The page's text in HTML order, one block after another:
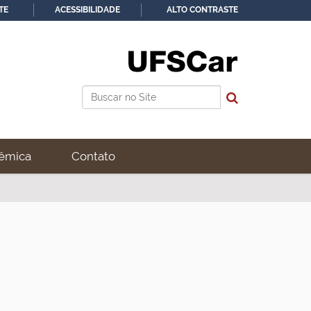
Busca
ACESSIBILIDADE ALTO CONTRASTE
Contato